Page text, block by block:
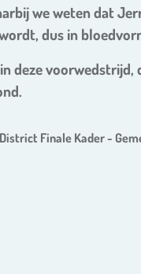
we weten dat
dus in
deze
District Finale Kader -